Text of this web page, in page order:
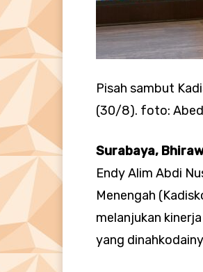
Pisah sambut
(30/8). foto:
Surabaya,
Endy Alim Abdi
Menengah
melanjukan
yang